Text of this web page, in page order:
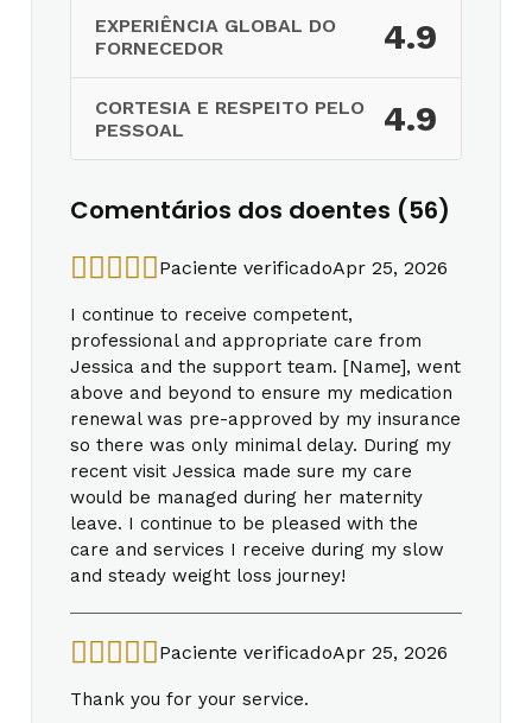
EXPERIÊNCIA GLOBAL DO
FORNECEDOR
4.9
CORTESIA E RESPEITO PELO
PESSOAL
4.9
Comentários dos doentes (56)
Paciente verificadoApr 25, 2026
I continue to receive competent,
professional and appropriate care from
Jessica and the support team. [Name], went
above and beyond to ensure my medication
renewal was pre-approved by my insurance
so there was only minimal delay. During my
recent visit Jessica made sure my care
would be managed during her maternity
leave. I continue to be pleased with the
care and services I receive during my slow
and steady weight loss journey!
Paciente verificadoApr 25, 2026
Thank you for your service.